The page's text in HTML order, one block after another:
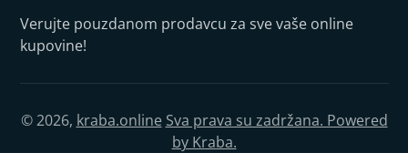
Verujte pouzdanom prodavcu za sve vaše online
kupovine!
© 2026, kraba.online Sva prava su zadržana. Powered
by Kraba.